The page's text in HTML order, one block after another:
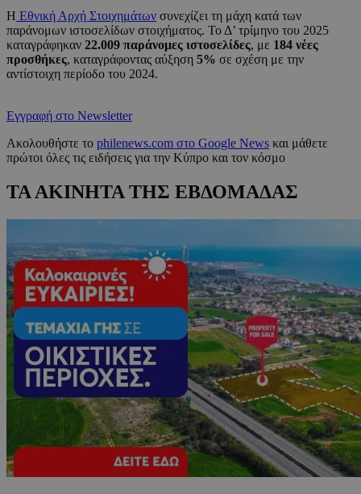
Η Εθνική Αρχή Στοιχημάτων συνεχίζει τη μάχη κατά των
παράνομων ιστοσελίδων στοιχήματος. Το Δ’ τρίμηνο του 2025
καταγράφηκαν 22.009 παράνομες ιστοσελίδες, με 184 νέες
προσθήκες, καταγράφοντας αύξηση 5% σε σχέση με την
αντίστοιχη περίοδο του 2024.
Εγγραφή στο Newsletter
Ακολουθήστε το philenews.com στο Google News και μάθετε
πρώτοι όλες τις ειδήσεις για την Κύπρο και τον κόσμο
ΤΑ ΑΚΙΝΗΤΑ ΤΗΣ ΕΒΔΟΜΑΔΑΣ